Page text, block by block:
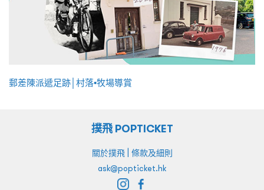
郵差陳派遞足跡│村落•牧場導賞
撲飛 POPTICKET
關於撲飛| 條款及細則
ask@popticket.hk